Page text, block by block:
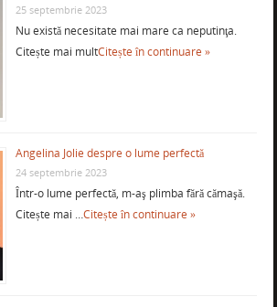
25 septembrie 2023
Nu există necesitate mai mare ca neputinţa.
Citește mai multCitește în continuare »
Angelina Jolie despre o lume perfectă
24 septembrie 2023
Într-o lume perfectă, m-aş plimba fără cămaşă.
Citește mai …Citește în continuare »